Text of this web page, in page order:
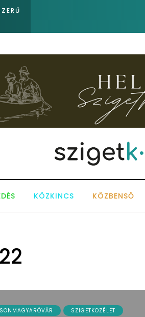
KÖZKINCS KÖZBENSŐ
SZIGETKÖZÉLET